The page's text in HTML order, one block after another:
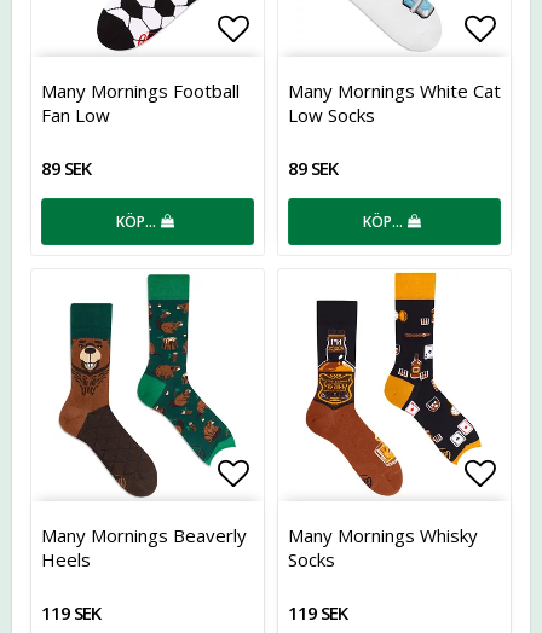
Lägg till i favoritlistan
Many Mornings Football
Fan Low
89 SEK
KÖP…
Many Mornings White Cat
Low Socks
89 SEK
KÖP…
Lägg till i favoritlistan
Many Mornings Beaverly
Heels
119 SEK
Many Mornings Whisky
Socks
119 SEK